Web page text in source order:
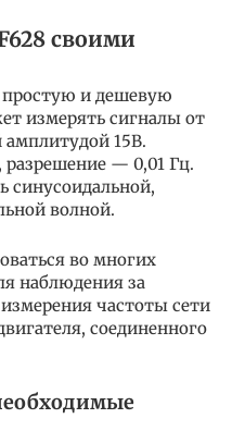
своими
и дешевую
измерять сигналы от
амплитудой 15В.
разрешение — 0,01 Гц.
синусоидальной,
волной.
во многих
наблюдения за
частоты сети
соединенного